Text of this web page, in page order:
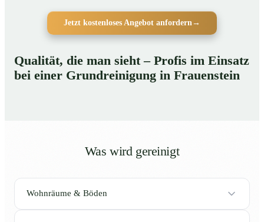
Jetzt kostenloses Angebot anfordern →
Qualität, die man sieht – Profis im Einsatz
bei einer Grundreinigung in Frauenstein
Was wird gereinigt
Wohnräume & Böden